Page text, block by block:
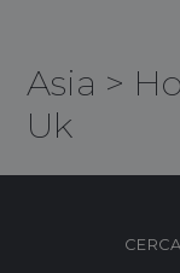
Asia >
Uk